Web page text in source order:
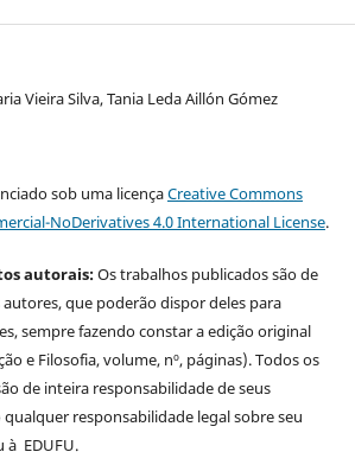
Vieira Silva, Tania Leda Aillón Gómez
sob uma licençaCreative Commons
NoDerivatives 4.0 International License.
autorais:Os trabalhos publicados são de
que poderão dispor deles para
sempre fazendo constar a edição original
e Filosofia, volume, nº, páginas). Todos os
de inteira responsabilidade de seus
responsabilidade legal sobre seu
à EDUFU.